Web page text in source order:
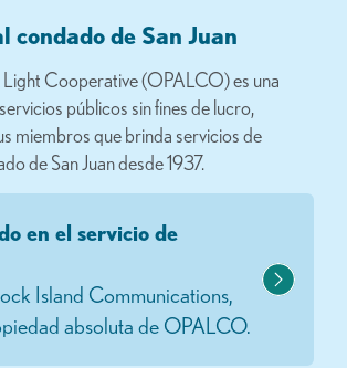
condado de San Juan
Cooperative (OPALCO) es una
públicos sin fines de lucro,
miembros que brinda servicios de
de San Juan desde 1937.
en el servicio de
Island Communications,
absoluta de OPALCO.